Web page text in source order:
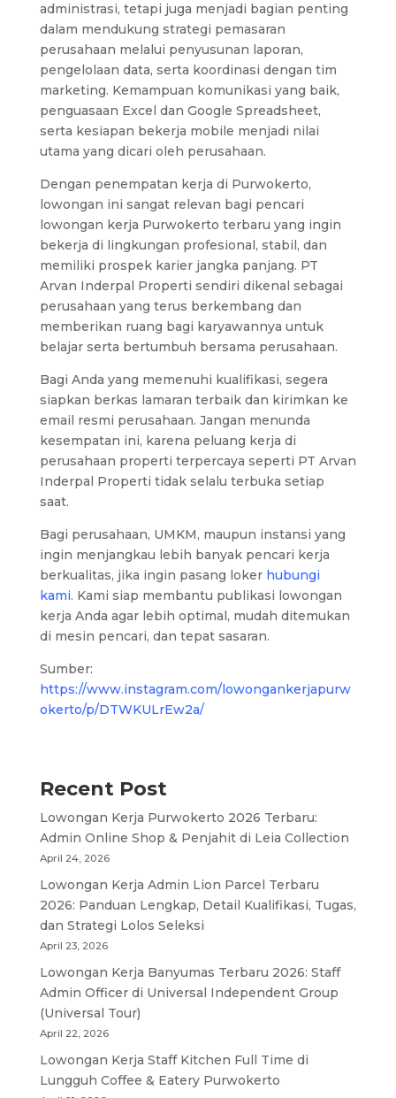
administrasi, tetapi juga menjadi bagian penting
dalam mendukung strategi pemasaran
perusahaan melalui penyusunan laporan,
pengelolaan data, serta koordinasi dengan tim
marketing. Kemampuan komunikasi yang baik,
penguasaan Excel dan Google Spreadsheet,
serta kesiapan bekerja mobile menjadi nilai
utama yang dicari oleh perusahaan.
Dengan penempatan kerja di Purwokerto,
lowongan ini sangat relevan bagi pencari
lowongan kerja Purwokerto terbaru yang ingin
bekerja di lingkungan profesional, stabil, dan
memiliki prospek karier jangka panjang. PT
Arvan Inderpal Properti sendiri dikenal sebagai
perusahaan yang terus berkembang dan
memberikan ruang bagi karyawannya untuk
belajar serta bertumbuh bersama perusahaan.
Bagi Anda yang memenuhi kualifikasi, segera
siapkan berkas lamaran terbaik dan kirimkan ke
email resmi perusahaan. Jangan menunda
kesempatan ini, karena peluang kerja di
perusahaan properti terpercaya seperti PT Arvan
Inderpal Properti tidak selalu terbuka setiap
saat.
Bagi perusahaan, UMKM, maupun instansi yang
ingin menjangkau lebih banyak pencari kerja
berkualitas, jika ingin pasang loker hubungi
kami. Kami siap membantu publikasi lowongan
kerja Anda agar lebih optimal, mudah ditemukan
di mesin pencari, dan tepat sasaran.
Sumber:
https://www.instagram.com/lowongankerjapurw
okerto/p/DTWKULrEw2a/
Recent Post
Lowongan Kerja Purwokerto 2026 Terbaru:
Admin Online Shop & Penjahit di Leia Collection
April 24, 2026
Lowongan Kerja Admin Lion Parcel Terbaru
2026: Panduan Lengkap, Detail Kualifikasi, Tugas,
dan Strategi Lolos Seleksi
April 23, 2026
Lowongan Kerja Banyumas Terbaru 2026: Staff
Admin Officer di Universal Independent Group
(Universal Tour)
April 22, 2026
Lowongan Kerja Staff Kitchen Full Time di
Lungguh Coffee & Eatery Purwokerto